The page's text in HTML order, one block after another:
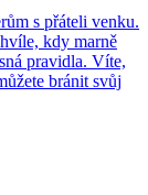
s přáteli venku.
kdy marně
pravidla. Víte,
bránit svůj